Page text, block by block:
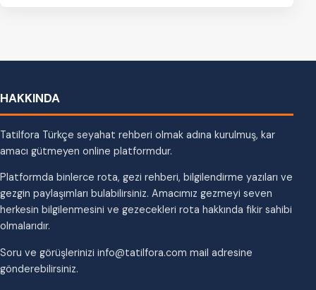
HAKKINDA
Tatilfora Türkçe seyahat rehberi olmak adına kurulmuş, kar
amacı gütmeyen online platformdur.
Platformda binlerce rota, gezi rehberi, bilgilendirme yazıları ve
gezgin paylaşımları bulabilirsiniz. Amacımız gezmeyi seven
herkesin bilgilenmesini ve gezecekleri rota hakkında fikir sahibi
olmalarıdır.
Soru ve görüşlerinizi info@tatilfora.com mail adresine
gönderebilirsiniz.